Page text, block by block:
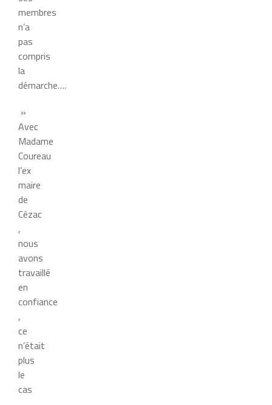
membres
n’a
pas
compris
la
démarche….
»
Avec
Madame
Coureau
l’ex
maire
de
Cézac
,
nous
avons
travaillé
en
confiance
,
ce
n’était
plus
le
cas